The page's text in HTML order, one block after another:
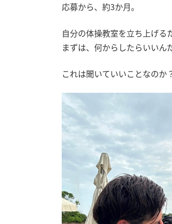
応募から、約3か月。
自分の体操教室を立ち上げる
まずは、何からしたらいいん
これは聞いていいことなの